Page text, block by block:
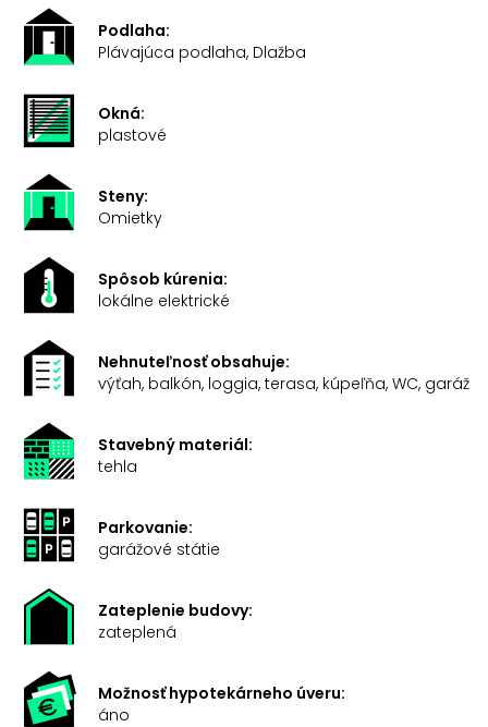
Podlaha:
Plávajúca podlaha, Dlažba
Okná:
plastové
Steny:
Omietky
Spôsob kúrenia:
lokálne elektrické
Nehnuteľnosť obsahuje:
výťah, balkón, loggia, terasa, kúpeľňa, WC, garáž
Stavebný materiál:
tehla
Parkovanie:
garážové státie
Zateplenie budovy:
zateplená
Možnosť hypotekárneho úveru:
áno